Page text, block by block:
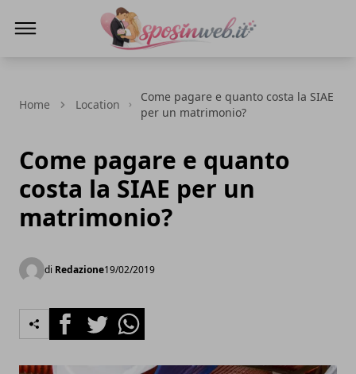
Home Location
Come pagare e quanto costa la SIAE
per un matrimonio?
Come pagare e quanto
costa la SIAE per un
matrimonio?
di Redazione19/02/2019
FacebookTwitterWhatsapp